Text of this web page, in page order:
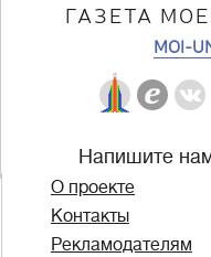
ГАЗЕТА
MOI-
Напишите
О проекте
Контакты
Рекламодателям